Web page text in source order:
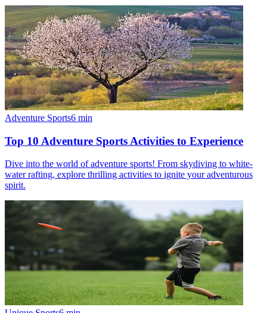
Adventure Sports6 min
Top 10 Adventure Sports Activities to Experience
Dive into the world of adventure sports! From skydiving to white-
water rafting, explore thrilling activities to ignite your adventurous
spirit.